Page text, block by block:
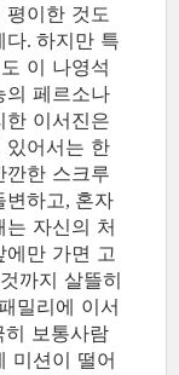
평이한 것도
다. 하지만 특
이 나영석
의 페르소나
한 이서진은
있어서는 한
깐한 스크루
변하고, 혼자
는 자신의 처
에만 가면 고
까지 살뜰히
밀리에 이서
보통사람
미션이 떨어